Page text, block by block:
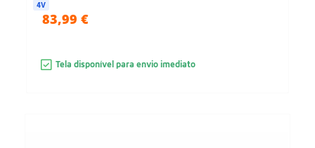
4V
83,99 €
Tela disponível para envio imediato